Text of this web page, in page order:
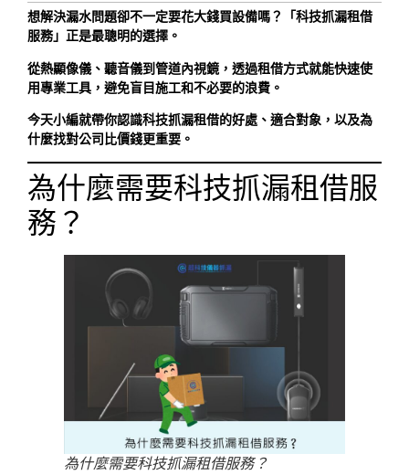
想解決漏水問題卻不一定要花大錢買設備嗎？「科技抓漏租借
服務」正是最聰明的選擇。
從熱顯像儀、聽音儀到管道內視鏡，透過租借方式就能快速使
用專業工具，避免盲目施工和不必要的浪費。
今天小編就帶你認識科技抓漏租借的好處、適合對象，以及為
什麼找對公司比價錢更重要。
為什麼需要科技抓漏租借服
務？
為什麼需要科技抓漏租借服務？